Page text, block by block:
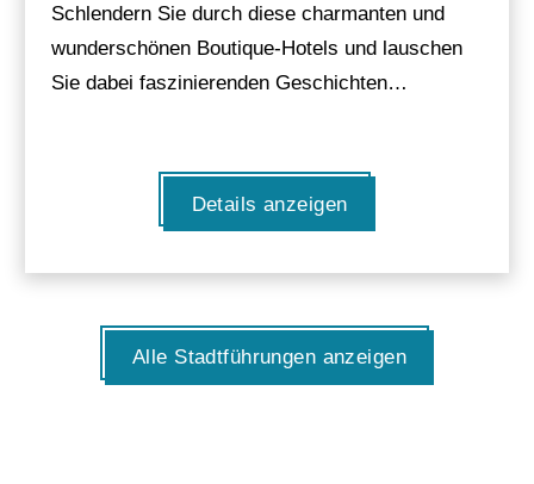
Schlendern Sie durch diese charmanten und
wunderschönen Boutique-Hotels und lauschen
Sie dabei faszinierenden Geschichten…
Details anzeigen
Alle Stadtführungen anzeigen